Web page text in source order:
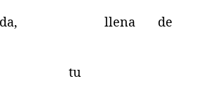
llena de
tu